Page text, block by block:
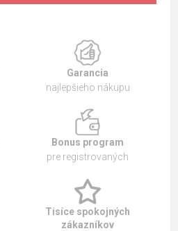
Garancia
najlepšieho nákupu
Bonus program
pre registrovaných
Tisíce spokojných
zákazníkov